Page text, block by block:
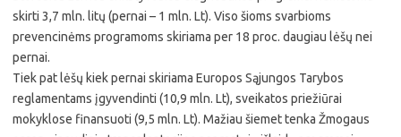
skirti 3,7 mln. litų (pernai – 1 mln. Lt). Viso šioms svarbioms
prevencinėms programoms skiriama per 18 proc. daugiau lėšų nei
pernai.
Tiek pat lėšų kiek pernai skiriama Europos Sąjungos Tarybos
reglamentams įgyvendinti (10,9 mln. Lt), sveikatos priežiūrai
mokyklose finansuoti (9,5 mln. Lt). Mažiau šiemet tenka Žmogaus